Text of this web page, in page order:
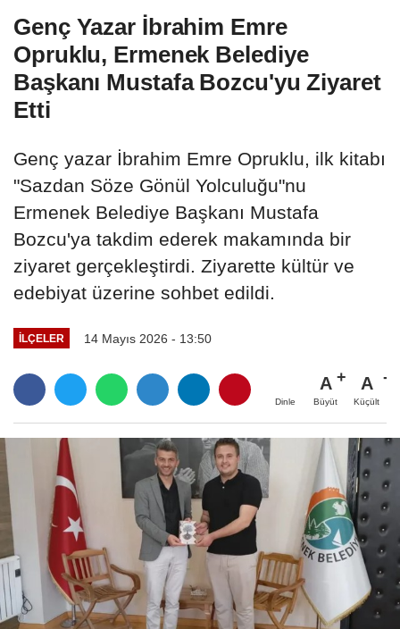
Genç Yazar İbrahim Emre
Opruklu, Ermenek Belediye
Başkanı Mustafa Bozcu'yu Ziyaret
Etti
Genç yazar İbrahim Emre Opruklu, ilk kitabı
"Sazdan Söze Gönül Yolculuğu"nu
Ermenek Belediye Başkanı Mustafa
Bozcu'ya takdim ederek makamında bir
ziyaret gerçekleştirdi. Ziyarette kültür ve
edebiyat üzerine sohbet edildi.
İLÇELER 14 Mayıs 2026 - 13:50
Dinle
A
Büyüt
A
Küçült